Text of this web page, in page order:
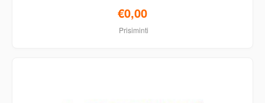
€0,00
Prisiminti